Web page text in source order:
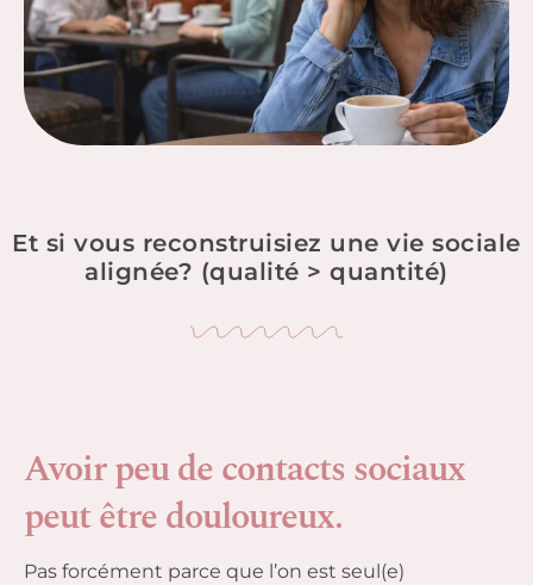
Et si vous reconstruisiez une vie sociale
alignée? (qualité > quantité)
Avoir peu de contacts sociaux
peut être douloureux.
Pas forcément parce que l’on est seul(e)